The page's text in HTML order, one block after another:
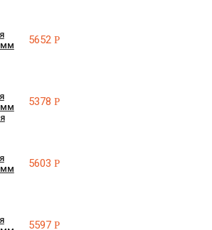
5652Р
5378Р
5603Р
5597Р